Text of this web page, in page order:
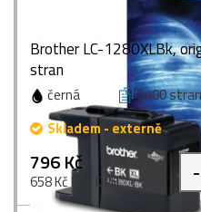
Brother LC-1280XLBk,
stran
černá 2400 stran
Skladem - externě
796 Kč
658 Kč bez DPH -